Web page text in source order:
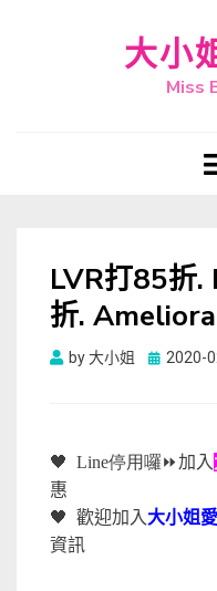
大小
Miss
LVR打85折.
折.
by大小姐
Posted
2020-
🖤 Line停用囉⏩加入
惠
🖤 歡迎加入 大小姐
資訊